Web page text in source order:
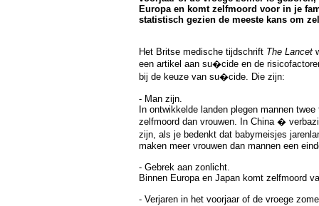
Europa en komt zelfmoord voor in je
statistisch gezien de meeste kans om
Het Britse medische tijdschrift The Lancet
een artikel aan su�cide en de
bij de keuze van su�cide. Die zijn:
- Man zijn.
In ontwikkelde landen plegen mannen
zelfmoord dan vrouwen. In China �
zijn, als je bedenkt dat babymeisjes
maken meer vrouwen dan mannen een
- Gebrek aan zonlicht.
Binnen Europa en Japan komt zelfmoord
- Verjaren in het voorjaar of de vroege